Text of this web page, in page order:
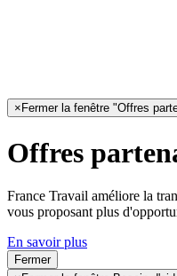
× Fermer la fenêtre "Offres
Offres
France Travail améliore la
vous proposant plus
En savoir plus
Fermer